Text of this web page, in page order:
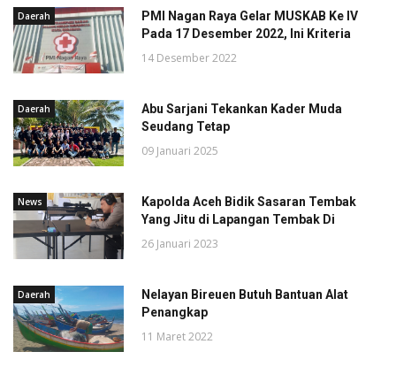
Daerah
PMI Nagan Raya Gelar MUSKAB Ke IV
Pada 17 Desember 2022, Ini Kriteria
14 Desember 2022
Daerah
Abu Sarjani Tekankan Kader Muda
Seudang Tetap
09 Januari 2025
News
Kapolda Aceh Bidik Sasaran Tembak
Yang Jitu di Lapangan Tembak Di
26 Januari 2023
Daerah
Nelayan Bireuen Butuh Bantuan Alat
Penangkap
11 Maret 2022